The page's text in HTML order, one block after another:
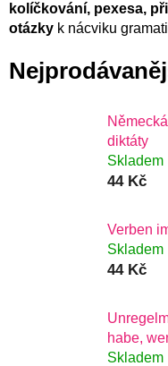
kolíčkování, pexesa,
otázky k nácviku
diktáty
Skladem
44 Kč
Verben
Skladem
44 Kč
habe,
Skladem